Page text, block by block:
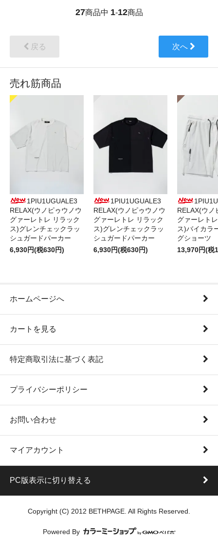
27商品中 1-12商品
戻る 次へ
売れ筋商品
1PIU1UGUALE3
RELAX(ウノピゥウノウ
グァーレトレ リラック
ス)グレンチェックラッ
シュガードパーカー
6,930円(税630円)
1PIU1UGUALE3
RELAX(ウノピゥウノウ
グァーレトレ リラック
ス)グレンチェックラッ
シュガードパーカー
6,930円(税630円)
RELAX(ウノ
グァーレト
ス)バイカラ
グショーツ
13,970円(税
ホームページへ
カートを見る
特定商取引法に基づく表記
プライバシーポリシー
お問い合わせ
マイアカウント
PC版表示に切り替える
Copyright (C) 2012 BETHPAGE. All Rights Reserved.
Powered By